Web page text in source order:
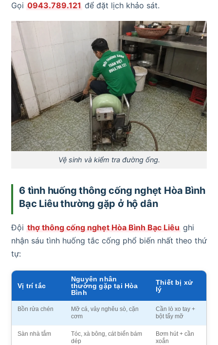
Gọi 0943.789.121 để đặt lịch khảo sát.
Vệ sinh và kiểm tra đường ống.
6 tình huống thông cống nghẹt Hòa Bình
Bạc Liêu thường gặp ở hộ dân
Đội thợ thông cống nghẹt Hòa Bình Bạc Liêu ghi
nhận sáu tình huống tắc cống phổ biến nhất theo thứ
tự:
Vị trí tắc
Nguyên nhân
thường gặp tại Hòa
Bình
Thiết bị xử
lý
Bồn rửa chén
Mỡ cá, vảy nghêu sò, cặn
cơm
Cần lò xo tay +
bột tẩy mỡ
Sàn nhà tắm
Tóc, xà bông, cát biển bám
dép
Bơm hút + cần
xoắn